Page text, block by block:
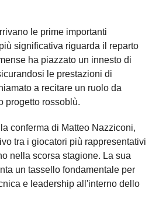
le prime importanti
significativa riguarda il reparto
ha piazzato un innesto di
le prestazioni di
a recitare un ruolo da
progetto rossoblù.
conferma di Matteo Nazziconi,
tra i giocatori più rappresentativi
nella scorsa stagione. La sua
un tassello fondamentale per
e leadership all'interno dello